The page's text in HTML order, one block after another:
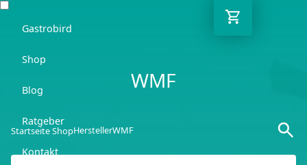
Gastrobird
Shop
Blog
Ratgeber
Kontakt
WMF
Startseite ShopHerstellerWMF